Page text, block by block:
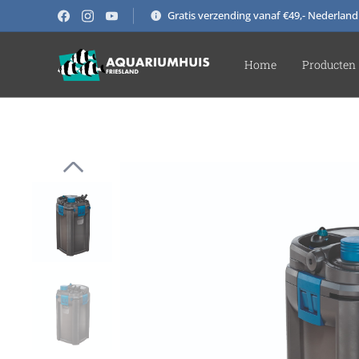
Gratis verzending vanaf €49,- Nederland
Home Producten